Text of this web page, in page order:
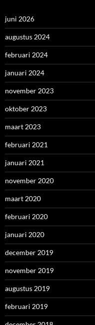
juni 2026
augustus 2024
februari 2024
januari 2024
november 2023
oktober 2023
maart 2023
februari 2021
januari 2021
november 2020
maart 2020
februari 2020
januari 2020
december 2019
november 2019
augustus 2019
februari 2019